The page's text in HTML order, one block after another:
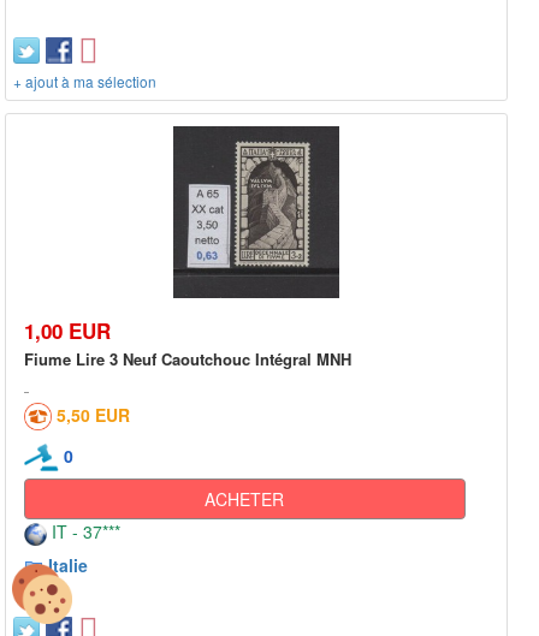
+ ajout à ma sélection
1,00 EUR
Fiume Lire 3 Neuf Caoutchouc Intégral MNH
5,50 EUR
0
ACHETER
IT - 37***
Italie